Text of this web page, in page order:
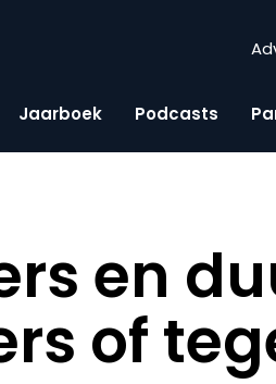
Jaarboek Podcasts
en
of